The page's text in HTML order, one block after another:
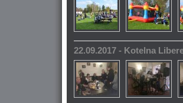
22.09.2017 - Kotelna